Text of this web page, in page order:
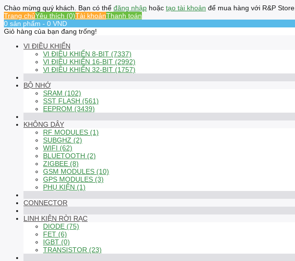
Chào mừng quý khách. Bạn có thể đăng nhập hoặc tạo tài khoản để mua hàng với R&P Store.
Trang chủYêu thích (0)Tài khoảnThanh toán
0 sản phẩm - 0 VND
Giỏ hàng của bạn đang trống!
VI ĐIỀU KHIỂN
VI ĐIỀU KHIỂN 8-BIT (7337)
VI ĐIỀU KHIỂN 16-BIT (2992)
VI ĐIỀU KHIỂN 32-BIT (1757)
BỘ NHỚ
SRAM (102)
SST FLASH (561)
EEPROM (3439)
KHÔNG DÂY
RF MODULES (1)
SUBGHZ (2)
WIFI (62)
BLUETOOTH (2)
ZIGBEE (8)
GSM MODULES (10)
GPS MODULES (3)
PHỤ KIỆN (1)
CONNECTOR
LINH KIỆN RỜI RẠC
DIODE (75)
FET (6)
IGBT (0)
TRANSISTOR (23)